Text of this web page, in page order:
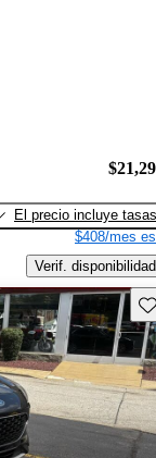
El precio incluye tasas
$408/mes
Verif. disponibilidad